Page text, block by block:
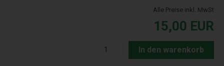
Alle Preise inkl. MwSt
15,00 EUR
In den warenkorb